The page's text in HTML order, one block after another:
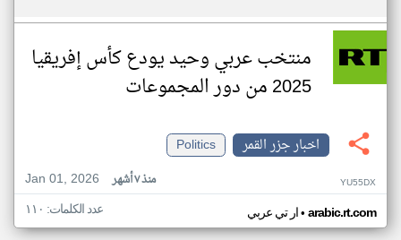
منتخب عربي وحيد يودع كأس إفريقيا
2025 من دور المجموعات
اخبار جزر القمر
Politics
Jan 01, 2026
منذ ٧ أشهر YU55DX
ار تي عربي• arabic.rt.com عدد الكلمات: ١١٠